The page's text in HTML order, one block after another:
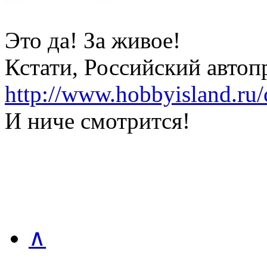
Это да! За живое!
Кстати, Российский
http://
И ниче смотрится!
∧